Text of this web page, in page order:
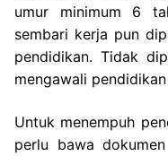
umur minimum 6
sembari kerja pun
pendidikan. Tidak
mengawali
Untuk menempuh
perlu bawa